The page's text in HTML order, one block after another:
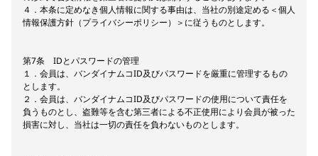
４．本条に定めなき個人情報に関する事由は、当社の別途定める＜個人
情報保護方針（プライバシーポリシー）＞に従うものとします。
第7条 IDとパスワードの管理
１．会員は、バンダイナムコID及びパスワードを厳重に管理するもの
とします。
２．会員は、バンダイナムコID及びパスワードの使用について責任を
負うものとし、盗難等を含む第三者による不正使用により会員が被った
損害に対し、当社は一切の責任を負わないものとします。